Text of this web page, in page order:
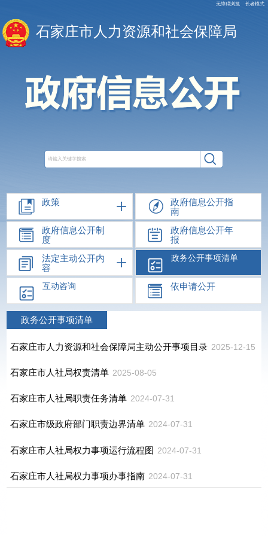
无障碍浏览 长者模式
石家庄市人力资源和社会保障局
政策
政府信息公开指
南
政府信息公开制
度
政府信息公开年
报
法定主动公开内
容
政务公开事项清单
互动咨询 依申请公开
政务公开事项清单
石家庄市人力资源和社会保障局主动公开事项目录 2025-12-15
石家庄市人社局权责清单 2025-08-05
石家庄市人社局职责任务清单 2024-07-31
石家庄市级政府部门职责边界清单 2024-07-31
石家庄市人社局权力事项运行流程图 2024-07-31
石家庄市人社局权力事项办事指南 2024-07-31